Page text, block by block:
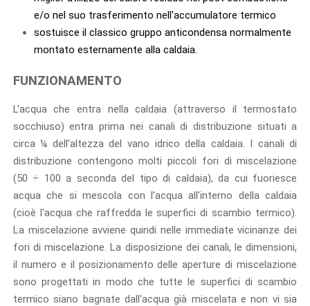
e/o nel suo trasferimento nell'accumulatore termico
sostuisce il classico gruppo anticondensa normalmente
montato esternamente alla caldaia.
FUNZIONAMENTO
L'acqua che entra nella caldaia (attraverso il termostato
socchiuso) entra prima nei canali di distribuzione situati a
circa ¼ dell’altezza del vano idrico della caldaia. I canali di
distribuzione contengono molti piccoli fori di miscelazione
(50 ÷ 100 a seconda del tipo di caldaia), da cui fuoriesce
acqua che si mescola con l'acqua all'interno della caldaia
(cioè l'acqua che raffredda le superfici di scambio termico).
La miscelazione avviene quindi nelle immediate vicinanze dei
fori di miscelazione. La disposizione dei canali, le dimensioni,
il numero e il posizionamento delle aperture di miscelazione
sono progettati in modo che tutte le superfici di scambio
termico siano bagnate dall'acqua già miscelata e non vi sia